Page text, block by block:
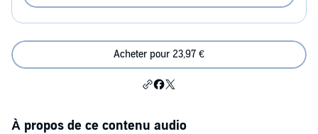
Acheter pour 23,97 €
À propos de ce contenu audio